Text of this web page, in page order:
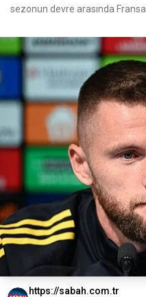
sezonun devre arasında
https://sabah.com.tr